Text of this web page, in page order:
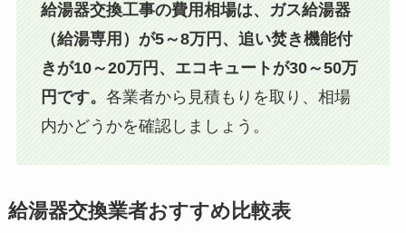
給湯器交換工事の費用相場は、ガス給湯器
（給湯専用）が5～8万円、追い焚き機能付
きが10～20万円、エコキュートが30～50万
円です。 各業者から見積もりを取り、相場
内かどうかを確認しましょう。
給湯器交換業者おすすめ比較表